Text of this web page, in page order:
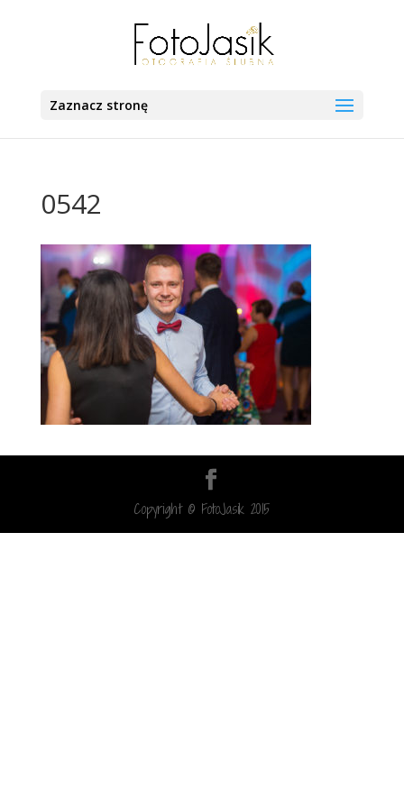
Zaznacz stronę
0542
Copyright © FotoJasik 2015